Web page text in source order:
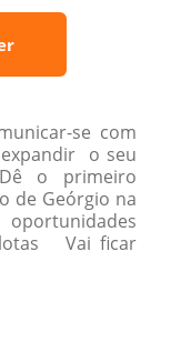
se com
o seu
Dê o primeiro
de Geórgio na
Vai ficar